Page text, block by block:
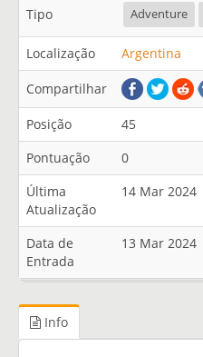
Tipo Adventure
Localização Argentina
Compartilhar
Posição
45
Pontuação
0
Última
Atualização
14 Mar 2024
Data de
Entrada
13 Mar 2024
Info